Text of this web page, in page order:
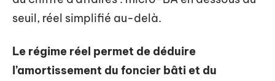
seuil, réel simplifié au-delà.
Le régime réel permet de déduire
l’amortissement du foncier bâti et du